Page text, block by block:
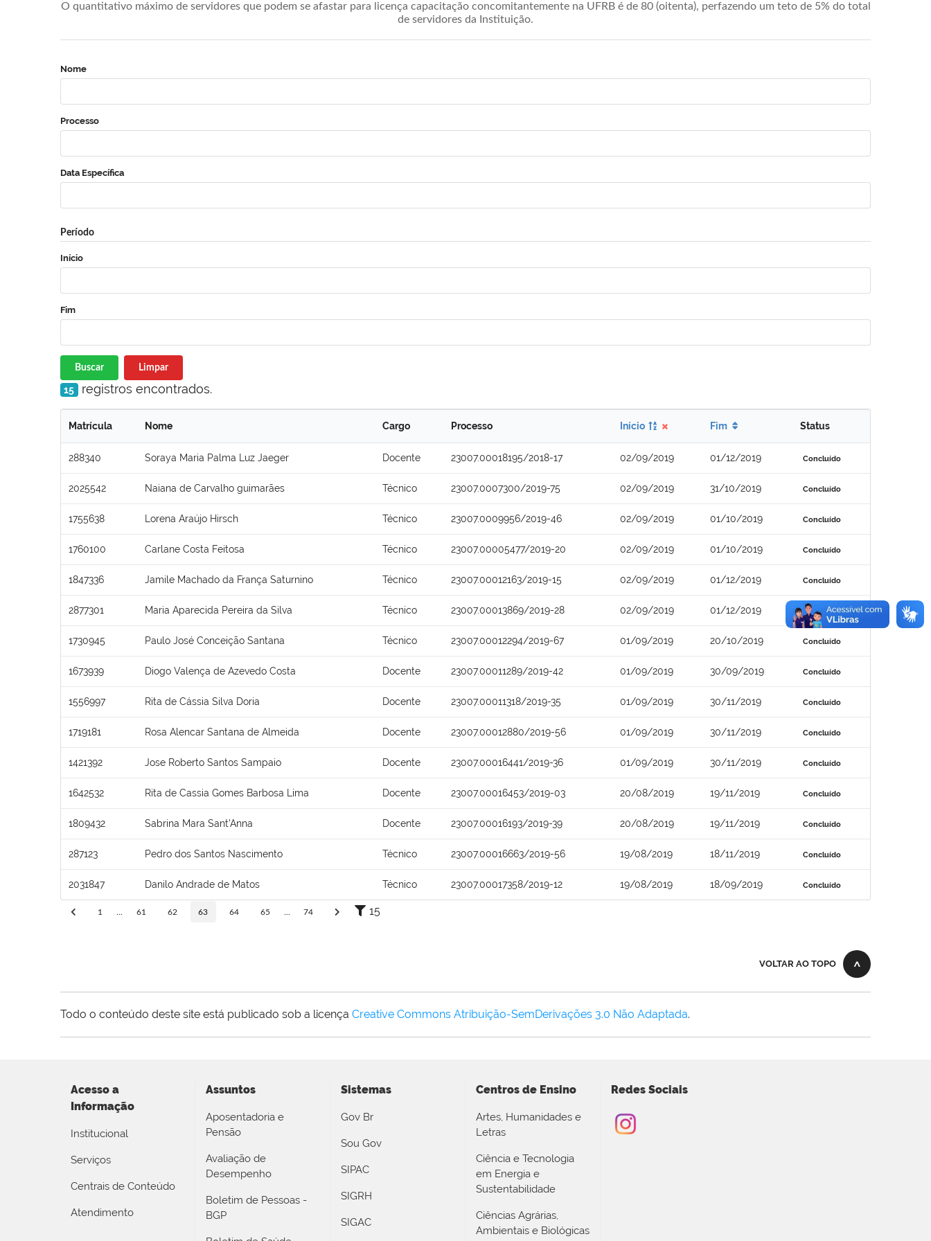
O quantitativo máximo de servidores que podem se afastar para licença capacitação concomitantemente na UFRB é de 80 (oitenta), perfazendo um teto de 5% do total
de servidores da Instituição.
Nome
Processo
Data Específica
Período
Início
Fim
Buscar Limpar
15 registros encontrados.
Matrícula Nome Cargo Processo Início Fim Status
288340 Soraya Maria Palma Luz Jaeger Docente 23007.00018195/2018-17 02/09/2019 01/12/2019 Concluído
2025542 Naiana de Carvalho guimarães Técnico 23007.0007300/2019-75 02/09/2019 31/10/2019 Concluído
1755638 Lorena Araújo Hirsch Técnico 23007.0009956/2019-46 02/09/2019 01/10/2019 Concluído
1760100 Carlane Costa Feitosa Técnico 23007.00005477/2019-20 02/09/2019 01/10/2019 Concluído
1847336 Jamile Machado da França Saturnino Técnico 23007.00012163/2019-15 02/09/2019 01/12/2019 Concluído
2877301 Maria Aparecida Pereira da Silva Técnico 23007.00013869/2019-28 02/09/2019 01/12/2019 Concluído
1730945 Paulo José Conceição Santana Técnico 23007.00012294/2019-67 01/09/2019 20/10/2019 Concluído
1673939 Diogo Valença de Azevedo Costa Docente 23007.00011289/2019-42 01/09/2019 30/09/2019 Concluído
1556997 Rita de Cássia Silva Doria Docente 23007.00011318/2019-35 01/09/2019 30/11/2019 Concluído
1719181 Rosa Alencar Santana de Almeida Docente 23007.00012880/2019-56 01/09/2019 30/11/2019 Concluído
1421392 Jose Roberto Santos Sampaio Docente 23007.00016441/2019-36 01/09/2019 30/11/2019 Concluído
1642532 Rita de Cassia Gomes Barbosa Lima Docente 23007.00016453/2019-03 20/08/2019 19/11/2019 Concluído
1809432 Sabrina Mara Sant’Anna Docente 23007.00016193/2019-39 20/08/2019 19/11/2019 Concluído
287123 Pedro dos Santos Nascimento Técnico 23007.00016663/2019-56 19/08/2019 18/11/2019 Concluído
2031847 Danilo Andrade de Matos Técnico 23007.00017358/2019-12 19/08/2019 18/09/2019 Concluído
1 61 62 63 64 65 74 15
VOLTAR AO TOPO
Todo o conteúdo deste site está publicado sob a licença Creative Commons Atribuição-SemDerivações 3.0 Não Adaptada.
Acesso a
Informação
Institucional
Serviços
Centrais de Conteúdo
Atendimento
Assuntos
Aposentadoria e
Pensão
Avaliação de
Desempenho
Boletim de Pessoas -
BGP
Sistemas
Gov Br
Sou Gov
SIPAC
SIGRH
SIGAC
Centros de Ensino
Artes, Humanidades e
Letras
Ciência e Tecnologia
em Energia e
Sustentabilidade
Ciências Agrárias,
Ambientais e Biológicas
Redes Sociais